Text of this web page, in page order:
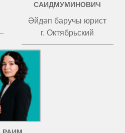
САИДМУМИНОВИЧ
Әйдәп баручы юрист
г. Октябрьский